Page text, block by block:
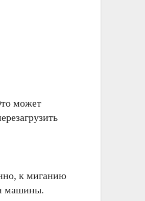
может
к миганию
машины.